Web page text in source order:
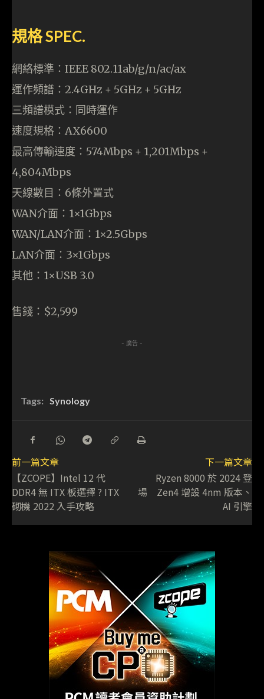
規格 SPEC.
網絡標準：IEEE 802.11ab/g/n/ac/ax
運作頻譜：2.4GHz + 5GHz + 5GHz
三頻譜模式：同時運作
速度規格：AX6600
最高傳輸速度：574Mbps + 1,201Mbps +
4,804Mbps
天線數目：6條外置式
WAN介面：1×1Gbps
WAN/LAN介面：1×2.5Gbps
LAN介面：3×1Gbps
其他：1×USB 3.0
售錢：$2,599
- 廣告 -
Tags: Synology
前一篇文章
【ZCOPE】Intel 12 代
DDR4 無 ITX 板選擇 ? ITX
砌機 2022 入手攻略
下一篇文章
Ryzen 8000 於 2024 登
場 Zen4 增設 4nm 版本、
AI 引擎